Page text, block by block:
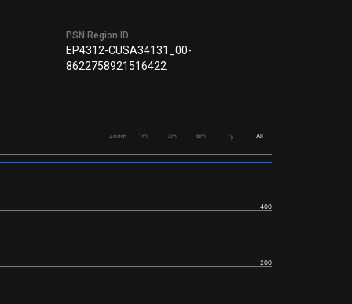
PSN Region ID
EP4312-CUSA34131_00-
8622758921516422
Zoom 1m 3m 6m 1y All
200
400